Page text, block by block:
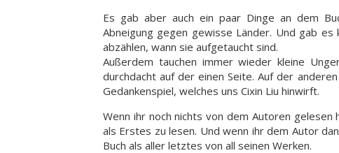
Es gab aber auch ein paar Dinge an dem
Abneigung gegen gewisse Länder. Und gab es
abzählen, wann sie aufgetaucht sind.
Außerdem tauchen immer wieder kleine
durchdacht auf der einen Seite. Auf der
Gedankenspiel, welches uns Cixin Liu hinwirft.
Wenn ihr noch nichts von dem Autoren
als Erstes zu lesen. Und wenn ihr dem Autor
Buch als aller letztes von all seinen Werken.